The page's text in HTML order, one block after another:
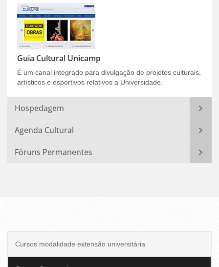
Guia Cultural Unicamp
É um canal integrado para divulgação de projetos culturais,
artísticos e esportivos relativos a Universidade.
Hospedagem
Agenda Cultural
Fóruns Permanentes
Cursos modalidade extensão universitária